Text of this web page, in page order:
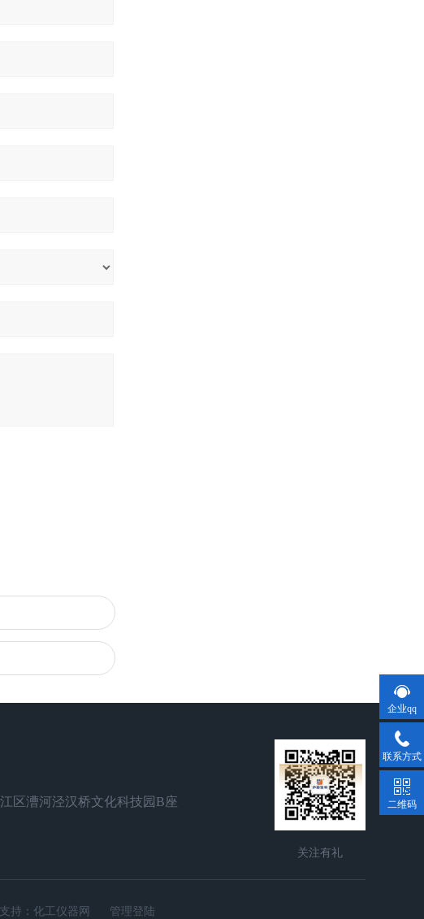
江区漕河泾汉桥文化科技园B座
关注有礼
持： 化工仪器网 管理登陆
企业qq
联系方式
二维码